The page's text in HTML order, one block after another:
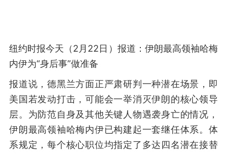
纽约时报今天（2月22日）报道：伊朗最高领袖哈梅
内伊为“身后事”做准备
报道说，德黑兰方面正严肃研判一种潜在场景，即
美国若发动打击，可能会一举消灭伊朗的核心领导
层。为防范自身及其他关键人物遇袭身亡的情况，
伊朗最高领袖哈梅内伊已构建起一套继任体系。体
系规定，每个核心职位均指定了多达四名潜在接替